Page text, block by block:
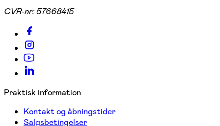
CVR-nr:57668415
Praktisk information
Kontakt og åbningstider
Salgsbetingelser